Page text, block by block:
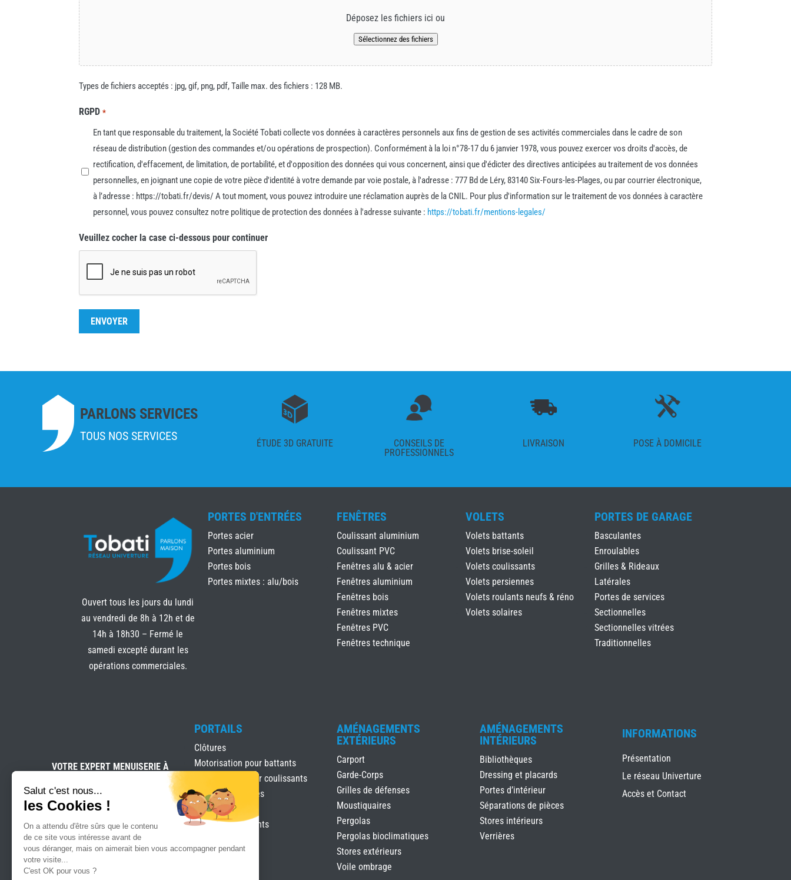
Déposez les fichiers ici ou
Sélectionnez des fichiers
Types de fichiers acceptés : jpg, gif, png, pdf, Taille max. des fichiers : 128 MB.
RGPD *
En tant que responsable du traitement, la Société Tobati collecte vos données à caractères personnels aux fins de gestion de ses activités commerciales dans le cadre de son
réseau de distribution (gestion des commandes et/ou opérations de prospection). Conformément à la loi n°78-17 du 6 janvier 1978, vous pouvez exercer vos droits d'accès, de
rectification, d'effacement, de limitation, de portabilité, et d'opposition des données qui vous concernent, ainsi que d'édicter des directives anticipées au traitement de vos données
personnelles, en joignant une copie de votre pièce d'identité à votre demande par voie postale, à l'adresse : 777 Bd de Léry, 83140 Six-Fours-les-Plages, ou par courrier électronique,
à l’adresse : https://tobati.fr/devis/ A tout moment, vous pouvez introduire une réclamation auprès de la CNIL. Pour plus d'information sur le traitement de vos données à caractère
personnel, vous pouvez consultez notre politique de protection des données à l'adresse suivante : https://tobati.fr/mentions-legales/
Veuillez cocher la case ci-dessous pour continuer
PARLONS SERVICES
TOUS NOS SERVICES
ÉTUDE 3D GRATUITE
CONSEILS DE
PROFESSIONNELS
LIVRAISON POSE À DOMICILE
Ouvert tous les jours du lundi
au vendredi de 8h à 12h et de
14h à 18h30 – Fermé le
samedi excepté durant les
opérations commerciales.
PORTES D'ENTRÉES
Portes acier
Portes aluminium
Portes bois
Portes mixtes : alu/bois
FENÊTRES
Coulissant aluminium
Coulissant PVC
Fenêtres alu & acier
Fenêtres aluminium
Fenêtres bois
Fenêtres mixtes
Fenêtres PVC
Fenêtres technique
VOLETS
Volets battants
Volets brise-soleil
Volets coulissants
Volets persiennes
Volets roulants neufs & réno
Volets solaires
PORTES DE GARAGE
Basculantes
Enroulables
Grilles & Rideaux
Latérales
Portes de services
Sectionnelles
Sectionnelles vitrées
Traditionnelles
VOTRE EXPERT MENUISERIE À
PORTAILS
Clôtures
Motorisation pour battants
Motorisation pour coulissants
Portails & clôtures
Portails Battants
Portails coulissants
AMÉNAGEMENTS
EXTÉRIEURS
Carport
Garde-Corps
Grilles de défenses
Moustiquaires
Pergolas
Pergolas bioclimatiques
Stores extérieurs
Voile ombrage
AMÉNAGEMENTS
INTÉRIEURS
Bibliothèques
Dressing et placards
Portes d’intérieur
Séparations de pièces
Stores intérieurs
Verrières
INFORMATIONS
Présentation
Le réseau Univerture
Accès et Contact
Salut c'est nous...
les Cookies !
On a attendu d'être sûrs que le contenu
de ce site vous intéresse avant de
vous déranger, mais on aimerait bien vous accompagner pendant
votre visite...
C'est OK pour vous ?